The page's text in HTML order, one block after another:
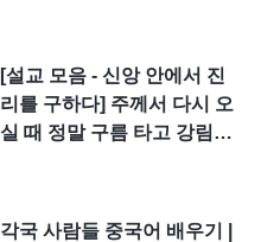
[설교 모음 - 신앙 안에서 진
리를 구하다] 주께서 다시 오
실 때 정말 구름 타고 강림하
각국 사람들 중국어 배우기 |